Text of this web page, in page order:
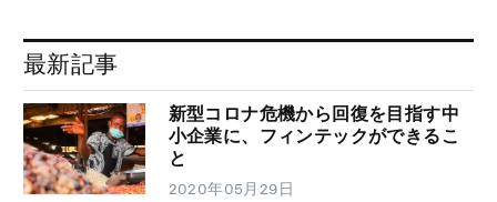
最新記事
新型コロナ危機から回復を目指す中
小企業に、フィンテックができるこ
と
2020年05月29日